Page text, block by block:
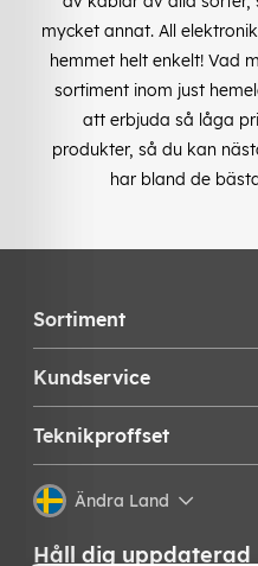
mycket annat. All
hemmet helt enkelt! Vad
sortiment inom just
att erbjuda så låga
produkter, så du kan
har bland de
Sortiment
Kundservice
Teknikproffset
Ändra Land
Håll dig uppdaterad